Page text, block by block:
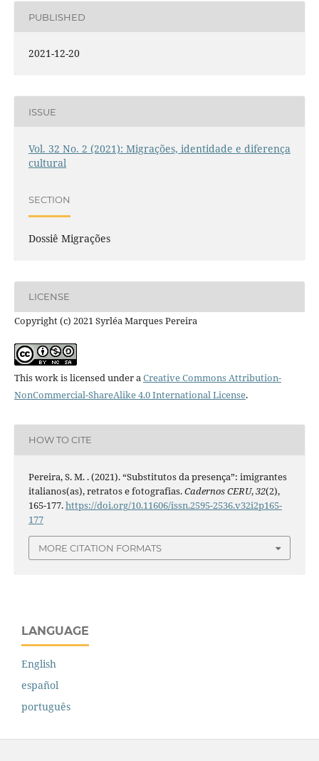
PUBLISHED
2021-12-20
ISSUE
Vol. 32 No. 2 (2021): Migrações, identidade e diferença
cultural
SECTION
Dossiê Migrações
LICENSE
Copyright (c) 2021 Syrléa Marques Pereira
This work is licensed under a Creative Commons Attribution-
NonCommercial-ShareAlike 4.0 International License.
HOW TO CITE
Pereira, S. M. . (2021). “Substitutos da presença”: imigrantes
italianos(as), retratos e fotografias.Cadernos CERU,32(2),
165-177.https://doi.org/10.11606/issn.2595-2536.v32i2p165-
177
MORE CITATION FORMATS
LANGUAGE
English
español
português